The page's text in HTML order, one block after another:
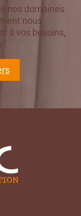
nos domaines
nous
à vos besoins,
: